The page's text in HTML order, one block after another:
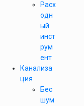
Расх
одн
ый
инст
рум
ент
Канализа
ция
Бес
шум